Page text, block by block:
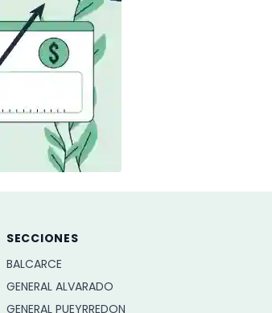
SECCIONES
BALCARCE
GENERAL ALVARADO
GENERAL PUEYRREDON